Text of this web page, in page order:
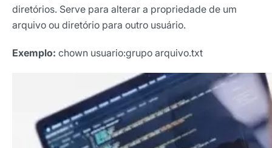
diretórios. Serve para alterar a propriedade de um
arquivo ou diretório para outro usuário.
Exemplo: chown usuario:grupo arquivo.txt